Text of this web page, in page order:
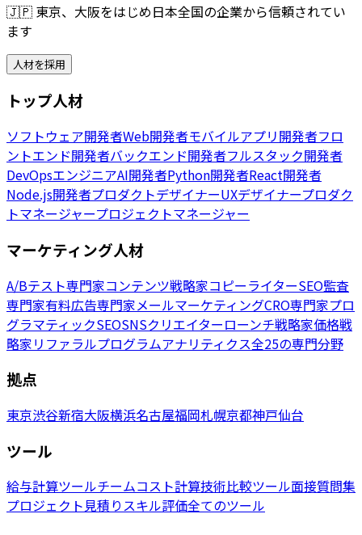
🇯🇵 東京、大阪をはじめ日本全国の企業から信頼されてい
ます
人材を採用
トップ人材
ソフトウェア開発者Web開発者モバイルアプリ開発者フロ
ントエンド開発者バックエンド開発者フルスタック開発者
DevOpsエンジニアAI開発者Python開発者React開発者
Node.js開発者プロダクトデザイナーUXデザイナープロダク
トマネージャープロジェクトマネージャー
マーケティング人材
A/Bテスト専門家コンテンツ戦略家コピーライターSEO監査
専門家有料広告専門家メールマーケティングCRO専門家プロ
グラマティックSEOSNSクリエイターローンチ戦略家価格戦
略家リファラルプログラムアナリティクス全25の専門分野
拠点
東京渋谷新宿大阪横浜名古屋福岡札幌京都神戸仙台
ツール
給与計算ツールチームコスト計算技術比較ツール面接質問集
プロジェクト見積りスキル評価全てのツール